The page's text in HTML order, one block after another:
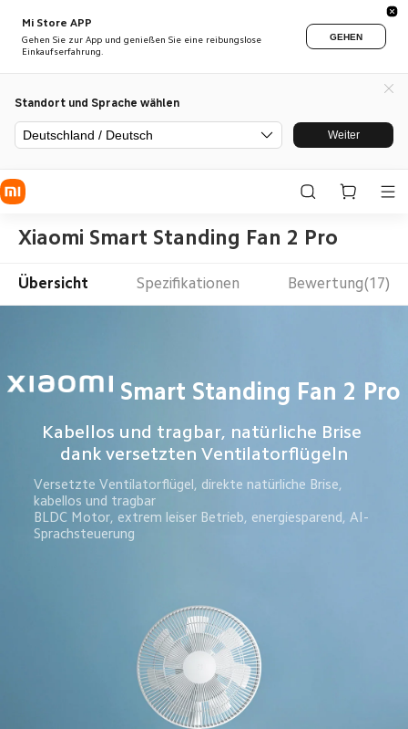
Mi Store APP
Gehen Sie zur App und genießen Sie eine reibungslose
Einkaufserfahrung.
GEHEN
Standort und Sprache wählen
Deutschland / Deutsch Weiter
Xiaomi Smart Standing Fan 2 Pro
Übersicht Spezifikationen Bewertung(17)
Smart Standing Fan 2 Pro
Kabellos und tragbar, natürliche Brise
dank versetzten Ventilatorflügeln
Versetzte Ventilatorflügel, direkte natürliche Brise,
kabellos und tragbar
BLDC Motor, extrem leiser Betrieb, energiesparend, AI-
Sprachsteuerung